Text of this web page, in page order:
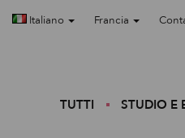
Italiano Francia
TUTTI STUDIO E